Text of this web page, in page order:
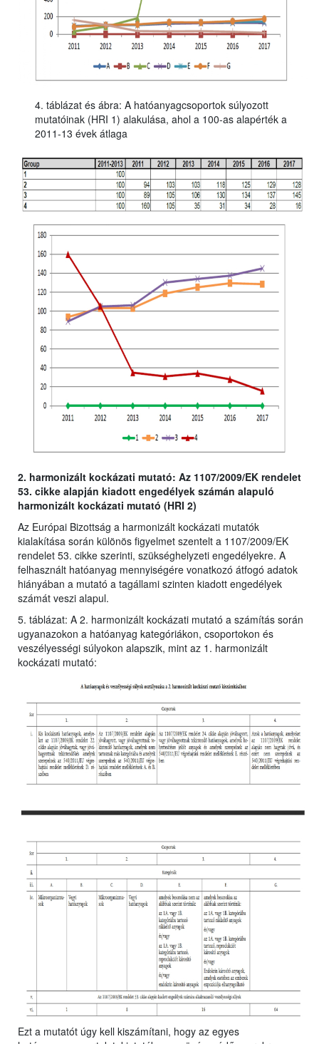
4. táblázat és ábra: A hatóanyagcsoportok súlyozott
mutatóinak (HRI 1) alakulása, ahol a 100-as alapérték a
2011-13 évek átlaga
2. harmonizált kockázati mutató: Az 1107/2009/EK rendelet
53. cikke alapján kiadott engedélyek számán alapuló
harmonizált kockázati mutató (HRI 2)
Az Európai Bizottság a harmonizált kockázati mutatók
kialakítása során különös figyelmet szentelt a 1107/2009/EK
rendelet 53. cikke szerinti, szükséghelyzeti engedélyekre. A
felhasznált hatóanyag mennyiségére vonatkozó átfogó adatok
hiányában a mutató a tagállami szinten kiadott engedélyek
számát veszi alapul.
5. táblázat: A 2. harmonizált kockázati mutató a számítás során
ugyanazokon a hatóanyag kategóriákon, csoportokon és
veszélyességi súlyokon alapszik, mint az 1. harmonizált
kockázati mutató:
Ezt a mutatót úgy kell kiszámítani, hogy az egyes